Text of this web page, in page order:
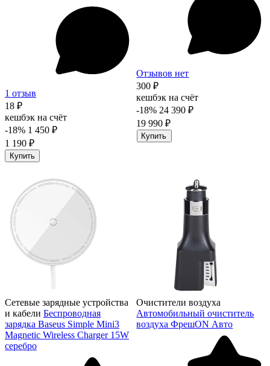
1 отзыв
18 ₽
кешбэк на счёт
-18% 1 450 ₽
1 190 ₽
Купить
Отзывов нет
300 ₽
кешбэк на счёт
-18% 24 390 ₽
19 990 ₽
Купить
Сетевые зарядные устройства
и кабели Беспроводная
зарядка Baseus Simple Mini3
Magnetic Wireless Charger 15W
серебро
Очистители воздуха
Автомобильный очиститель
воздуха ФрешON Авто